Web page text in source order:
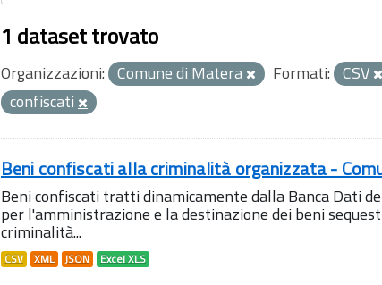
1 dataset trovato
Organizzazioni: Comune di Matera Formati: CSV
confiscati
Beni confiscati alla criminalità organizzata -
Beni confiscati tratti dinamicamente dalla Banca Dati
per l'amministrazione e la destinazione dei beni
criminalità...
CSV XML JSON Excel XLS